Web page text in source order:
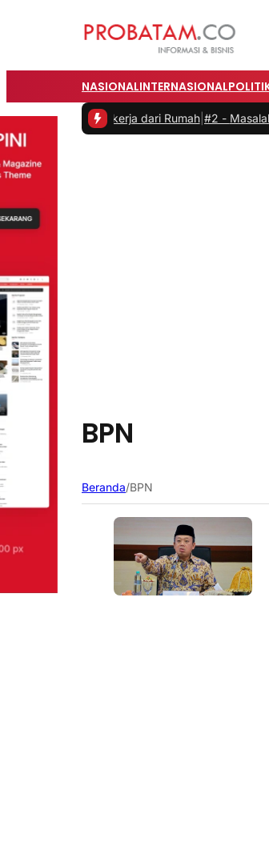
NASIONALINTERNASIONAL
saat Bekerja dari Rumah|#2 -Masalah Utama
BPN
Beranda/BPN